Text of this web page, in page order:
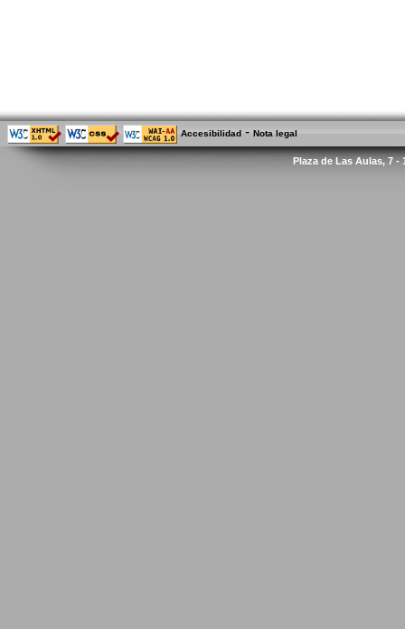
Accesibilidad - Nota legal
Plaza de Las Aulas, 7 -